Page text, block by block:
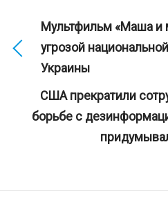
Мультфильм «Маша и
угрозой
Украины
США прекратили
борьбе с